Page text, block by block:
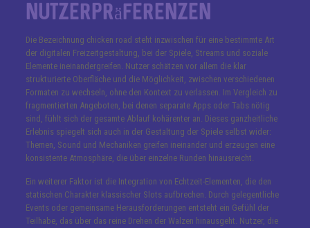
Nutzerpräferenzen
Die Bezeichnung chicken road steht inzwischen für eine bestimmte Art
der digitalen Freizeitgestaltung, bei der Spiele, Streams und soziale
Elemente ineinandergreifen. Nutzer schätzen vor allem die klar
strukturierte Oberfläche und die Möglichkeit, zwischen verschiedenen
Formaten zu wechseln, ohne den Kontext zu verlassen. Im Vergleich zu
fragmentierten Angeboten, bei denen separate Apps oder Tabs nötig
sind, fühlt sich der gesamte Ablauf kohärenter an. Dieses ganzheitliche
Erlebnis spiegelt sich auch in der Gestaltung der Spiele selbst wider:
Themen, Sound und Mechaniken greifen ineinander und erzeugen eine
konsistente Atmosphäre, die über einzelne Runden hinausreicht.
Ein weiterer Faktor ist die Integration von Echtzeit-Elementen, die den
statischen Charakter klassischer Slots aufbrechen. Durch gelegentliche
Events oder gemeinsame Herausforderungen entsteht ein Gefühl der
Teilhabe, das über das reine Drehen der Walzen hinausgeht. Nutzer, die